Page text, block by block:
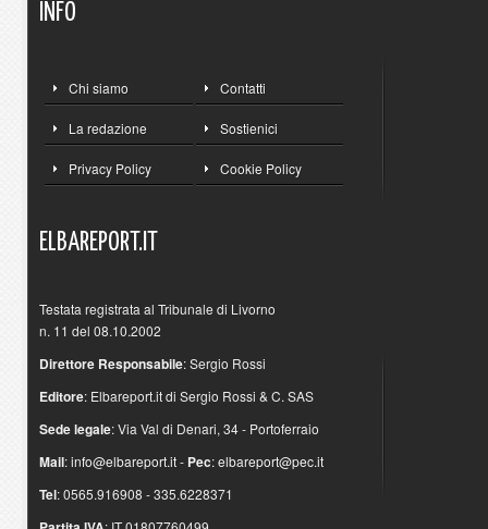
INFO
Chi siamo Contatti
La redazione Sostienici
Privacy Policy Cookie Policy
ELBAREPORT.IT
Testata registrata al Tribunale di Livorno
n. 11 del 08.10.2002
Direttore Responsabile: Sergio Rossi
Editore: Elbareport.it di Sergio Rossi & C. SAS
Sede legale: Via Val di Denari, 34 - Portoferraio
Mail:info@elbareport.it- Pec:elbareport@pec.it
Tel: 0565.916908 - 335.6228371